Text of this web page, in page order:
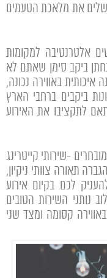
תשלים את מלאכת הטעמים
אלטרנטיבה למקומות
ביקב סימן שאתם לא
באווירה נכונה,
ביקבים ברחבי הארץ
לתקציבו את האירוע
-שירותי קייטרינג
תאורה צוותי ניקיון,
לכם בקיום אירוע
נותני השירות הטובים
קסומה ומצד שני